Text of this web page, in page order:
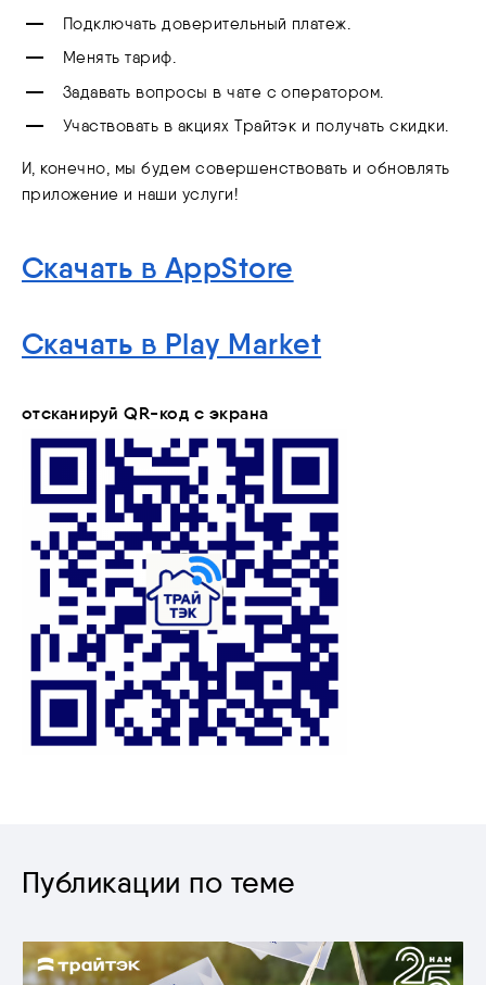
Подключать доверительный платеж.
Менять тариф.
Задавать вопросы в чате с оператором.
Участвовать в акциях Трайтэк и получать скидки.
И, конечно, мы будем совершенствовать и обновлять
приложение и наши услуги!
Скачать в AppStore
Скачать в Play Market
отсканируй QR-код с экрана
Публикации по теме